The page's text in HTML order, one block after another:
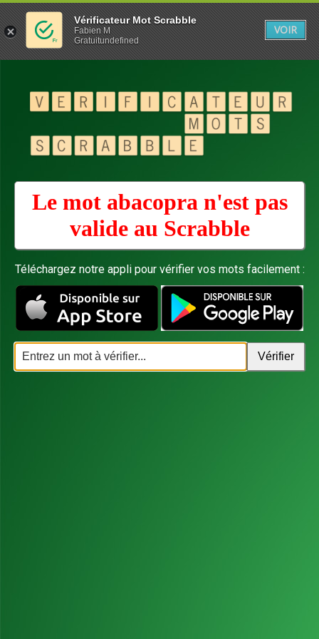
Le mot abacopra n'est pas
valide au Scrabble
Téléchargez notre appli pour vérifier vos mots facilement :
Vérificateur Mot Scrabble
Fabien M
Gratuitundefined
VOIR